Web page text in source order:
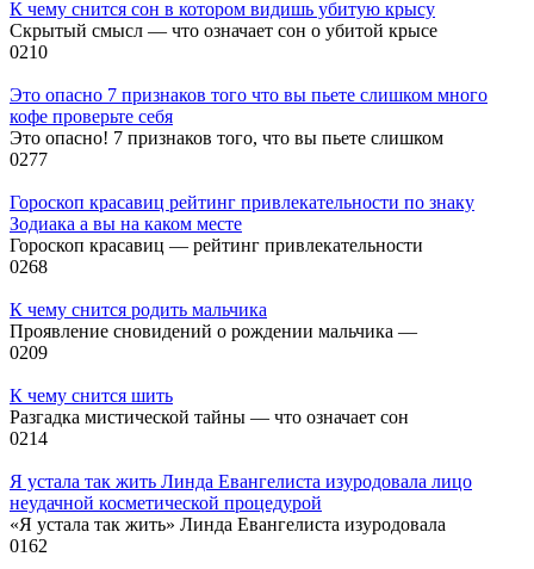
К чему снится сон в котором видишь убитую крысу
Скрытый смысл — что означает сон о убитой крысе
0210
Это опасно 7 признаков того что вы пьете слишком много
кофе проверьте себя
Это опасно! 7 признаков того, что вы пьете слишком
0277
Гороскоп красавиц рейтинг привлекательности по знаку
Зодиака а вы на каком месте
Гороскоп красавиц — рейтинг привлекательности
0268
К чему снится родить мальчика
Проявление сновидений о рождении мальчика —
0209
К чему снится шить
Разгадка мистической тайны — что означает сон
0214
Я устала так жить Линда Евангелиста изуродовала лицо
неудачной косметической процедурой
«Я устала так жить» Линда Евангелиста изуродовала
0162